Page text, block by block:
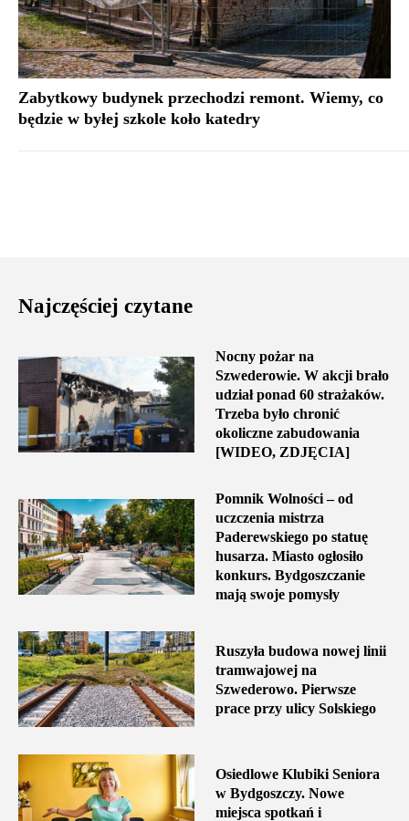
Zabytkowy budynek przechodzi remont. Wiemy, co
będzie w byłej szkole koło katedry
Najczęściej czytane
Nocny pożar na
Szwederowie. W akcji brało
udział ponad 60 strażaków.
Trzeba było chronić
okoliczne zabudowania
[WIDEO, ZDJĘCIA]
Pomnik Wolności – od
uczczenia mistrza
Paderewskiego po statuę
husarza. Miasto ogłosiło
konkurs. Bydgoszczanie
mają swoje pomysły
Ruszyła budowa nowej linii
tramwajowej na
Szwederowo. Pierwsze
prace przy ulicy Solskiego
Osiedlowe Klubiki Seniora
w Bydgoszczy. Nowe
miejsca spotkań i